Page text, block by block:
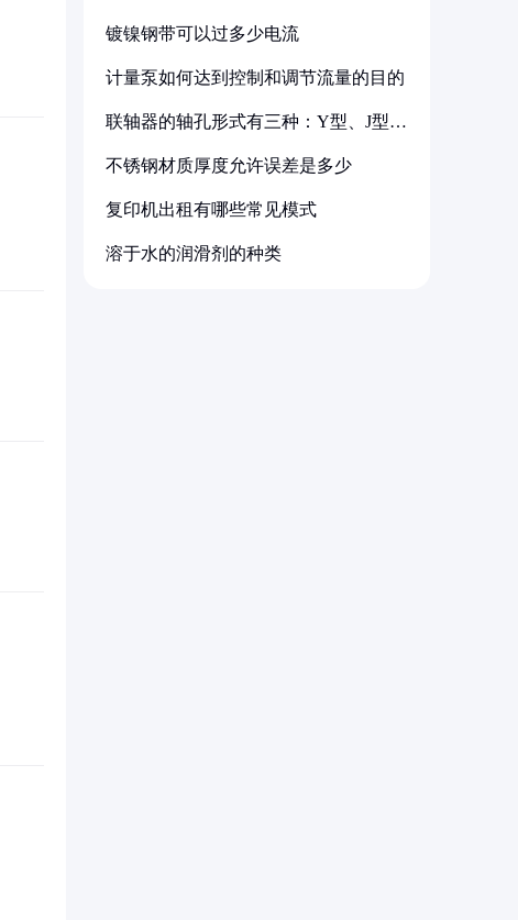
镀镍钢带可以过多少电流
计量泵如何达到控制和调节流量的目的
联轴器的轴孔形式有三种：Y型、J型、
不锈钢材质厚度允许误差是多少
复印机出租有哪些常见模式
溶于水的润滑剂的种类